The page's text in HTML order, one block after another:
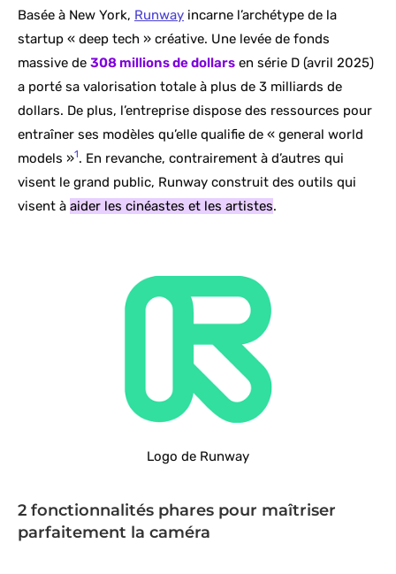
Basée à New York, Runway incarne l’archétype de la
startup « deep tech » créative. Une levée de fonds
massive de 308 millions de dollars en série D (avril 2025)
a porté sa valorisation totale à plus de 3 milliards de
dollars. De plus, l’entreprise dispose des ressources pour
entraîner ses modèles qu’elle qualifie de « general world
models »1. En revanche, contrairement à d’autres qui
visent le grand public, Runway construit des outils qui
visent à aider les cinéastes et les artistes.
Logo de Runway
2 fonctionnalités phares pour maîtriser
parfaitement la caméra